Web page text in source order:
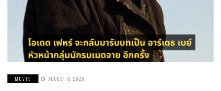
MOVIE AUGUST 6, 2026